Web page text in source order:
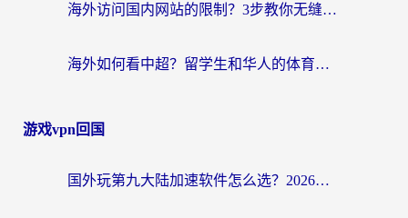
海外访问国内网站的限制？3步教你无缝解锁国内资源（附实测最优工具）
海外如何看中超？留学生和华人的体育赛事观看终极指南（附欧洲杯奥运会观看技巧）
游戏vpn回国
国外玩第九大陆加速软件怎么选？2026终极指南帮你告别延迟卡顿